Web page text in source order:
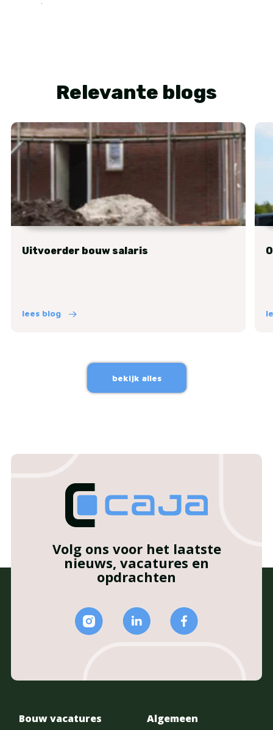
Relevante blogs
Uitvoerder bouw salaris
lees blog
bekijk alles
Volg ons voor het laatste
nieuws, vacatures en
opdrachten
Bouw vacatures Algemeen